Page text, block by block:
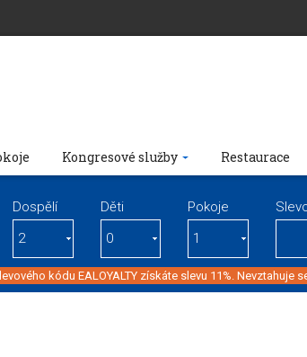
Kongresové služby Restaurace
Dospělí Děti Pokoje
kódu EALOYALTY získáte slevu 11%. Nevztahuje